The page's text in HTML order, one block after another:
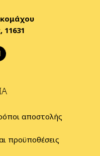
αποστολής
προϋποθέσεις